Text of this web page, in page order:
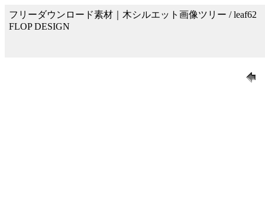
フリーダウンロード素材｜木シルエット画像ツリー / leaf62
FLOP DESIGN